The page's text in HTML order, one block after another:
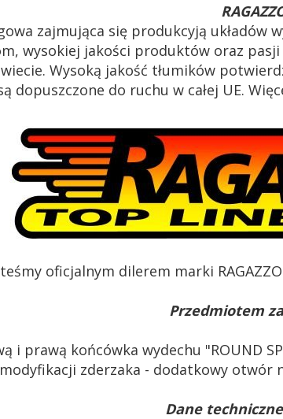
zajmująca się produkcyją układów
wysokiej jakości produktów oraz
Wysoką jakość tłumików
dopuszczone do ruchu w całej UE.
oficjalnym dilerem marki
Przedmiotem
i prawą końcówka wydechu "ROUND
zderzaka - dodatkowy otwór
Dane